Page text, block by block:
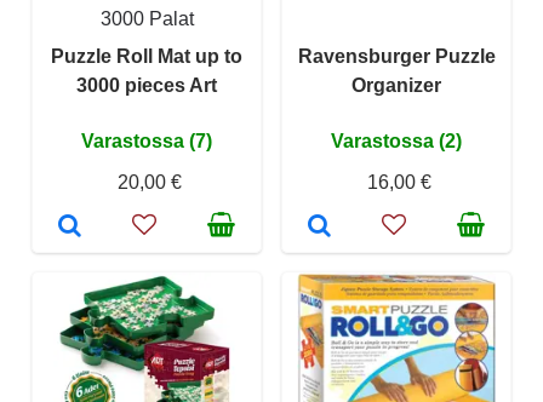
3000 Palat
Puzzle Roll Mat up to
3000 pieces Art
Varastossa (7)
20,00 €
Ravensburger Puzzle
Organizer
Varastossa (2)
16,00 €